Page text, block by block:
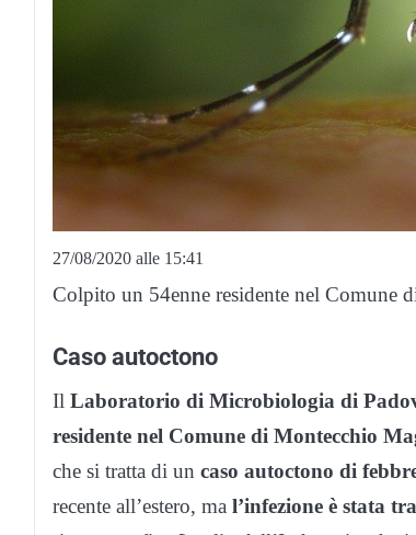
27/08/2020 alle 15:41
Colpito un 54enne residente nel Comune
Caso autoctono
Il Laboratorio di Microbiologia di
residente nel Comune di Montecchio
che si tratta di un caso autoctono di
recente all’estero, ma l’infezione è stata